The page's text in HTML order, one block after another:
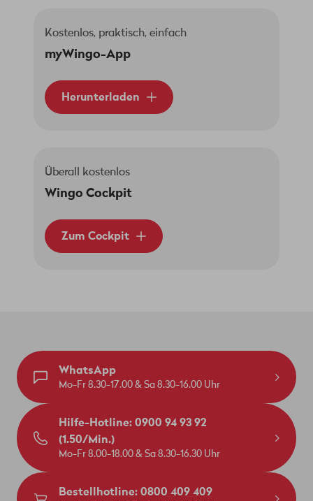
Kostenlos, praktisch, einfach
myWingo-App
Herunterladen
Überall kostenlos
Wingo Cockpit
Zum Cockpit
WhatsApp
Mo-Fr 8.30-17.00 & Sa 8.30-16.00 Uhr
Hilfe-Hotline: 0900 94 93 92
(1.50/Min.)
Mo-Fr 8.00-18.00 & Sa 8.30-16.30 Uhr
Bestellhotline: 0800 409 409